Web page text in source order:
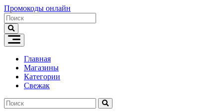
Skip
to
content
Промокоды онлайн
Главная
Магазины
Категории
Свежак